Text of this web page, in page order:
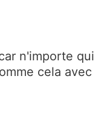
n'importe qui
cela avec